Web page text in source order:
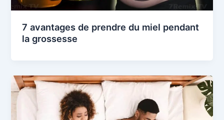
7 avantages de prendre du miel pendant
la grossesse